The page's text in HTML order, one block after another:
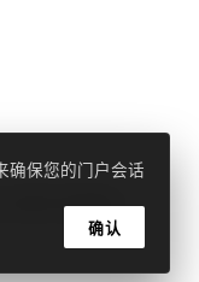
Estonia
确保您的门户会话
确认